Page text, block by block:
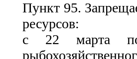
Пункт 95.
ресурсов:
с 22 марта